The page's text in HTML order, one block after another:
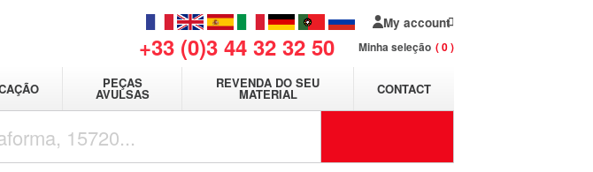
+33 (0)3 44 32 32 50
My account
Minha seleção 0
PEÇAS
AVULSAS
REVENDA DO SEU
MATERIAL CONTACT